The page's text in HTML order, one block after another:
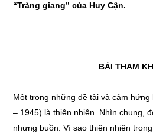
“Tràng giang” của Huy Cận.
BÀI THAM
Một trong những đề tài và cảm hứng
– 1945) là thiên nhiên. Nhìn chung,
nhưng buồn. Vì sao thiên nhiên